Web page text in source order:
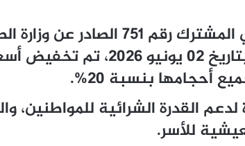
طبقا للمقرر الوزاري المشترك رقم
التجارة والسياحة بتاريخ 02
أحجامها بنسبة 20%.
القدرة الشرائية للمواطنين،
للأسر.